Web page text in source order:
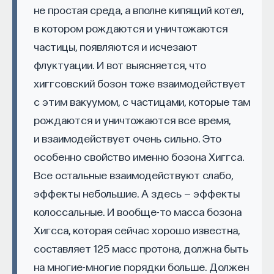
не простая среда, а вполне кипящий котел,
в котором рождаются и уничтожаются
частицы, появляются и исчезают
флуктуации. И вот выясняется, что
хиггсовский бозон тоже взаимодействует
с этим вакуумом, с частицами, которые там
рождаются и уничтожаются все время,
и взаимодействует очень сильно. Это
особенно свойство именно бозона Хиггса.
Все остальные взаимодействуют слабо,
эффекты небольшие. А здесь — эффекты
колоссальные. И вообще-то масса бозона
Хигсса, которая сейчас хорошо известна,
составляет 125 масс протона, должна быть
на многие-многие порядки больше. Должен
проекта имеют STEM-образование, при этом32%
заинтересованы в работе в инновационных
компаниях, но не знают, с чего начать.
Специалисты сталкиваются с тремя ключевыми
барьерами:
Недостаток информации о глобальных
индустриях и карьерных возможностях
мешает поиску подходящих ваканси; ​
Непрозрачные механизмы в инновационных
компаниях усложняют процесс
трудоустройства​;
Стереотипы не позволяют эффективно
конкурировать на международном рынке​.
Что такое Naukka Talents
периоды их обращения соотносятся как целые
числа, и это может раскачать орбиту одной
из планет.
В целом, если планеты достаточно далеко
на миллиарды лет эволюция в этой планетной
системе замирает, и планеты живут своей
жизнью. На каких-то может зародиться жизнь,
а те, кому не повезло, остаются безжизненными,
но тоже могут меняться. Например, Плутон
в Солнечной системе меняет свой рельеф,
несмотря на то что казалось, что это мертвая
планета.